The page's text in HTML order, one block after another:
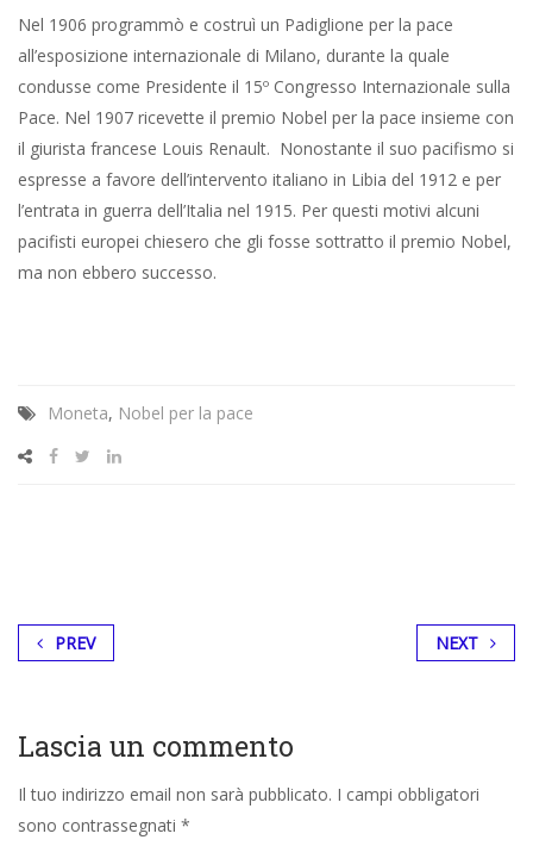
Nel 1906 programmò e costruì un Padiglione per la pace
all’esposizione internazionale di Milano, durante la quale
condusse come Presidente il 15º Congresso Internazionale sulla
Pace. Nel 1907 ricevette il premio Nobel per la pace insieme con
il giurista francese Louis Renault. Nonostante il suo pacifismo si
espresse a favore dell’intervento italiano in Libia del 1912 e per
l’entrata in guerra dell’Italia nel 1915. Per questi motivi alcuni
pacifisti europei chiesero che gli fosse sottratto il premio Nobel,
ma non ebbero successo.
Moneta, Nobel per la pace
PREV NEXT
Lascia un commento
Il tuo indirizzo email non sarà pubblicato. I campi obbligatori
sono contrassegnati *